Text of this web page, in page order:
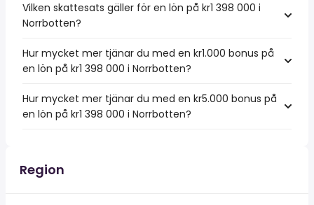
Vilken skattesats gäller för en lön på kr1 398 000 i
Norrbotten?
Hur mycket mer tjänar du med en kr1.000 bonus på
en lön på kr1 398 000 i Norrbotten?
Hur mycket mer tjänar du med en kr5.000 bonus på
en lön på kr1 398 000 i Norrbotten?
Region